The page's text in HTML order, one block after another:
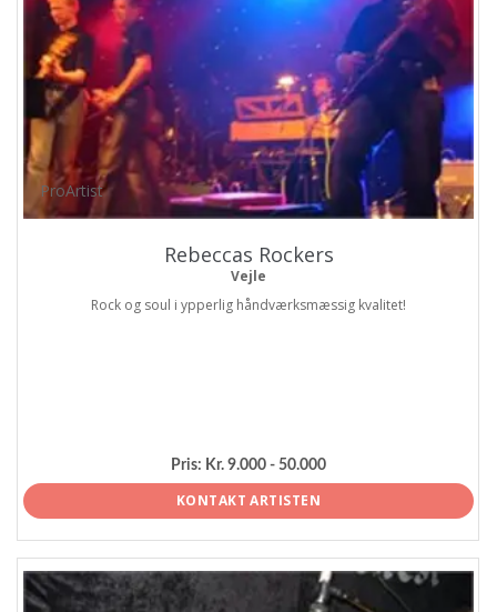
ProArtist
Rebeccas Rockers
Vejle
Rock og soul i ypperlig håndværksmæssig kvalitet!
Pris: Kr. 9.000 - 50.000
KONTAKT ARTISTEN